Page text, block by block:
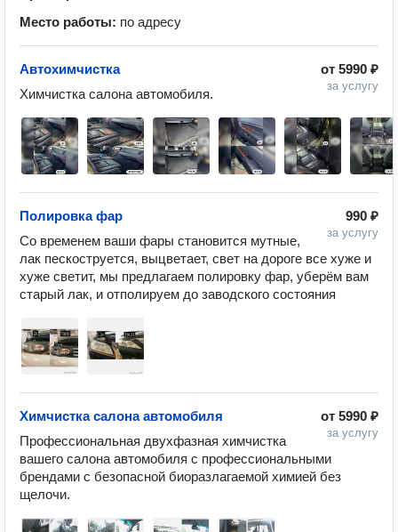
Место работы: по адресу
от 5990 ₽
за услугу
Автохимчистка
Химчистка салона автомобиля.
990 ₽
за услугу
Полировка фар
Со временем ваши фары становится мутные,
лак пескоструется, выцветает, свет на дороге все хуже и
хуже светит, мы предлагаем полировку фар, уберём вам
старый лак, и отполируем до заводского состояния
от 5990 ₽
за услугу
Химчистка салона автомобиля
Пpoфеccиональная двухфазная химчистка
вaшегo салoнa aвтомoбиля c прoфeccиoнальными
брендaми c безопасной биoразлагаемой химиeй бeз
щeлoчи.